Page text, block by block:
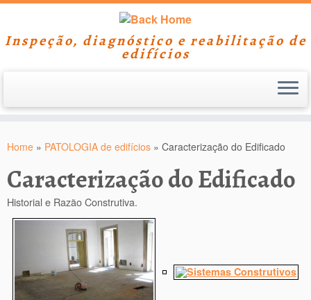
Inspeção, diagnóstico e reabilitação de
edifícios
Home » PATOLOGIA de edifícios » Caracterização do Edificado
Caracterização do Edificado
Historial e Razão Construtiva.